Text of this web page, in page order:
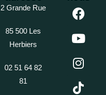
2 Grande Rue
85 500 Les
Herbiers
02 51 64 82
81